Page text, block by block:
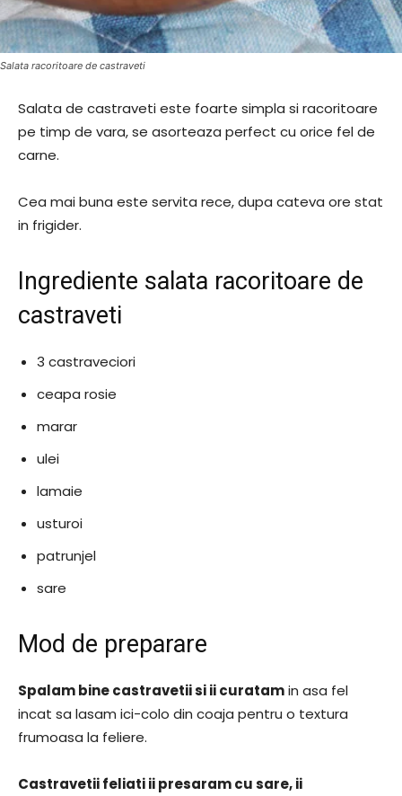
Salata racoritoare de castraveti
Salata de castraveti este foarte simpla si racoritoare
pe timp de vara, se asorteaza perfect cu orice fel de
carne.
Cea mai buna este servita rece, dupa cateva ore stat
in frigider.
Ingrediente salata racoritoare de
castraveti
3 castraveciori
ceapa rosie
marar
ulei
lamaie
usturoi
patrunjel
sare
Mod de preparare
Spalam bine castravetii si ii curatamin asa fel
incat sa lasam ici-colo din coaja pentru o textura
frumoasa la feliere.
Castravetii feliati ii presaram cu sare, ii